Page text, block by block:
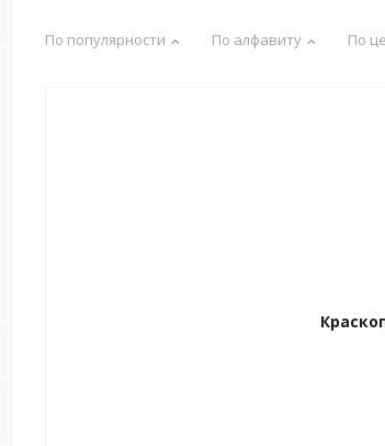
По популярности По алфавиту По